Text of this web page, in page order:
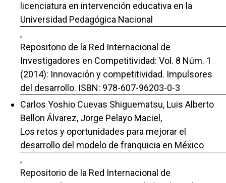
licenciatura en intervención educativa en la
Universidad Pedagógica Nacional
,
Repositorio de la Red Internacional de
Investigadores en Competitividad: Vol. 8 Núm. 1
(2014): Innovación y competitividad. Impulsores
del desarrollo. ISBN: 978-607-96203-0-3
Carlos Yoshio Cuevas Shiguematsu, Luis Alberto
Bellon Álvarez, Jorge Pelayo Maciel,
Los retos y oportunidades para mejorar el
desarrollo del modelo de franquicia en México
,
Repositorio de la Red Internacional de